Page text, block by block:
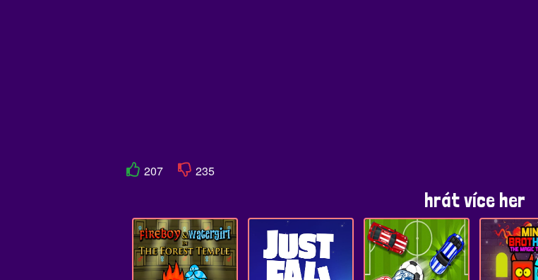
207 235
hrát více her